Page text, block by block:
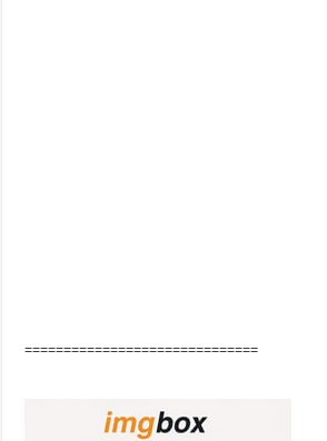
==============================